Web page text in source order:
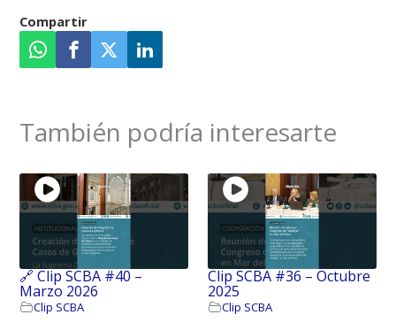
🔗 Clip SCBA #40 –
Marzo 2026
Clip SCBA
Clip SCBA #36 – Octubre
2025
Clip SCBA